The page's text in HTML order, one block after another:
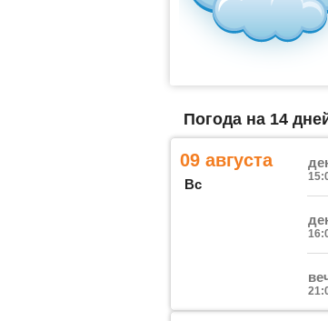
Погода на 14
09 августа
Вс